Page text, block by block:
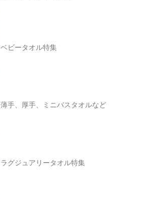
ベビータオル特集
薄手、厚手、ミニバスタオルなど
ラグジュアリータオル特集